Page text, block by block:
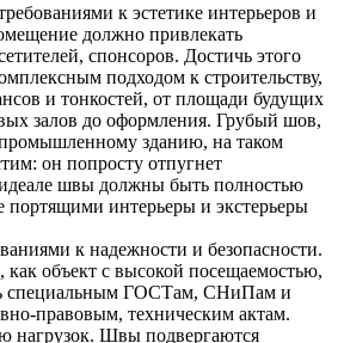
к эстетике интерьеров и
должно привлекать
спонсоров. Достичь этого
подходом к строительству,
и тонкостей, от площади будущих
залов до оформления. Грубый шов,
зданию, на таком
он попросту отпугнет
швы должны быть полностью
портящими интерьеры и экстерьеры
к надежности и безопасности.
как объект с высокой посещаемостью,
специальным ГОСТам, СНиПам и
правовым, техническим актам.
нагрузок. Швы подвергаются